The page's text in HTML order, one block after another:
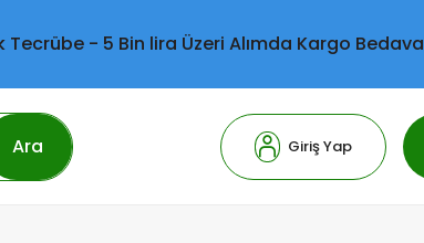
- 5 Bin lira Üzeri Alımda Kargo Bedava
Ara Giriş Yap